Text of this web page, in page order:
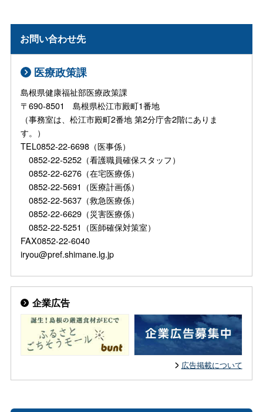
お問い合わせ先
医療政策課
島根県健康福祉部医療政策課
〒690-8501 島根県松江市殿町1番地
（事務室は、松江市殿町2番地 第2分庁舎2階にありま
す。）
TEL0852-22-6698（医事係）
0852-22-5252（看護職員確保スタッフ）
0852-22-6276（在宅医療係）
0852-22-5691（医療計画係）
0852-22-5637（救急医療係）
0852-22-6629（災害医療係）
0852-22-5251（医師確保対策室）
FAX0852-22-6040
iryou@pref.shimane.lg.jp
企業広告
広告掲載について